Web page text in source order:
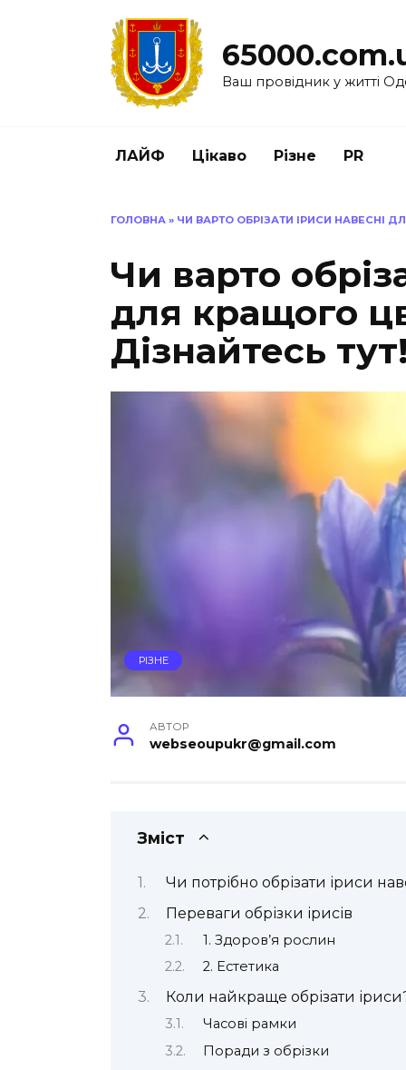
Ваш провідник у житті
ЛАЙФ Цікаво Різне PR
ГОЛОВНА » ЧИ ВАРТО ОБРІЗАТИ ІРИСИ НАВЕСНІ
Чи варто
для кращого
Дізнайтесь тут!
РІЗНЕ
АВТОР
webseoupukr@gmail.com
Зміст
Чи потрібно обрізати іриси
Переваги обрізки ірисів
1. Здоров’я рослин
2. Естетика
Коли найкраще обрізати
Часові рамки
Поради з обрізки